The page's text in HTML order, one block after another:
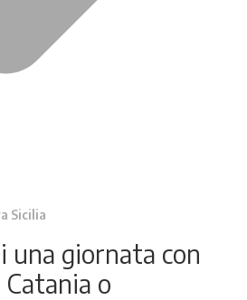
Sicilia
una giornata con
o